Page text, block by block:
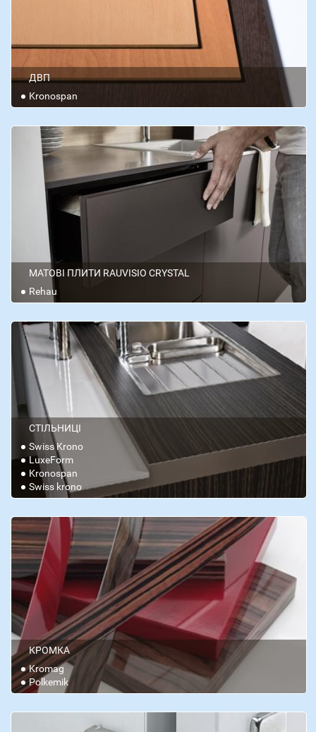
ДВП
Kronospan
МАТОВІ ПЛИТИ RAUVISIO CRYSTAL
Rehau
СТІЛЬНИЦІ
Swiss Krono
LuxeForm
Kronospan
Swiss krono
КРОМКА
Kromag
Polkemik